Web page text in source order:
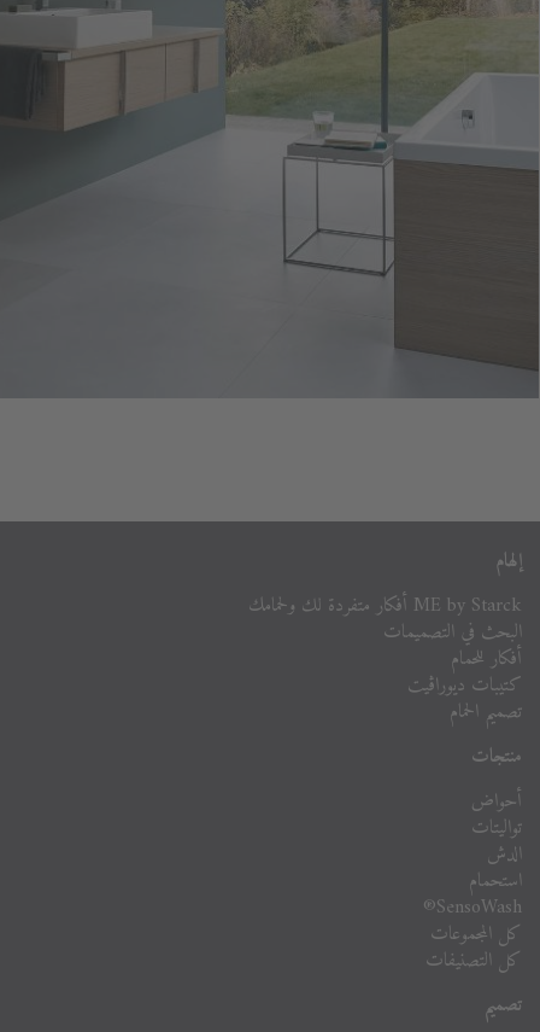
إلهام
ME by Starck أفكار متفردة لك ولحمامك
البحث في التصميمات
أفكار للحمام
كتيبات ديوراڨيت
تصميم الحمام
منتجات
أحواض
تواليتات
الدش
استحمام
SensoWash®
كل المجموعات
كل التصنيفات
تصميم